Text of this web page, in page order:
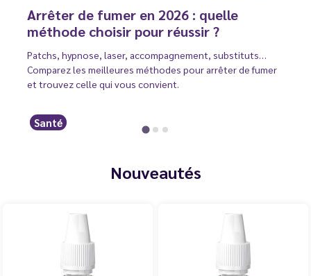
Arrêter de fumer en 2026 : quelle
méthode choisir pour réussir ?
Patchs, hypnose, laser, accompagnement, substituts…
Comparez les meilleures méthodes pour arrêter de fumer
et trouvez celle qui vous convient.
Santé
Nouveautés